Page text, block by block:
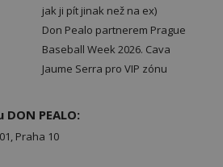
jak ji pít jinak než na ex)
Don Pealo partnerem Prague
Baseball Week 2026. Cava
Jaume Serra pro VIP zónu
PEALO:
Praha 10